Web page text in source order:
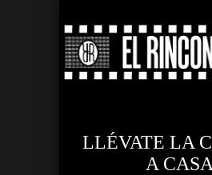
LLÉVATE LA
A CASA